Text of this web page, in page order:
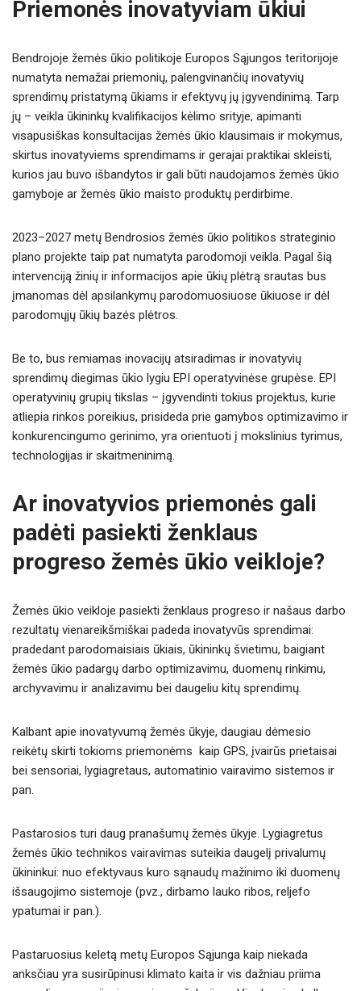
Priemonės inovatyviam ūkiui
Bendrojoje žemės ūkio politikoje Europos Sąjungos teritorijoje
numatyta nemažai priemonių, palengvinančių inovatyvių
sprendimų pristatymą ūkiams ir efektyvų jų įgyvendinimą. Tarp
jų – veikla ūkininkų kvalifikacijos kėlimo srityje, apimanti
visapusiškas konsultacijas žemės ūkio klausimais ir mokymus,
skirtus inovatyviems sprendimams ir gerajai praktikai skleisti,
kurios jau buvo išbandytos ir gali būti naudojamos žemės ūkio
gamyboje ar žemės ūkio maisto produktų perdirbime.
2023–2027 metų Bendrosios žemės ūkio politikos strateginio
plano projekte taip pat numatyta parodomoji veikla. Pagal šią
intervenciją žinių ir informacijos apie ūkių plėtrą srautas bus
įmanomas dėl apsilankymų parodomuosiuose ūkiuose ir dėl
parodomųjų ūkių bazės plėtros.
Be to, bus remiamas inovacijų atsiradimas ir inovatyvių
sprendimų diegimas ūkio lygiu EPI operatyvinėse grupėse. EPI
operatyvinių grupių tikslas – įgyvendinti tokius projektus, kurie
atliepia rinkos poreikius, prisideda prie gamybos optimizavimo ir
konkurencingumo gerinimo, yra orientuoti į mokslinius tyrimus,
technologijas ir skaitmeninimą.
Ar inovatyvios priemonės gali
padėti pasiekti ženklaus
progreso žemės ūkio veikloje?
Žemės ūkio veikloje pasiekti ženklaus progreso ir našaus darbo
rezultatų vienareikšmiškai padeda inovatyvūs sprendimai:
pradedant parodomaisiais ūkiais, ūkininkų švietimu, baigiant
žemės ūkio padargų darbo optimizavimu, duomenų rinkimu,
archyvavimu ir analizavimu bei daugeliu kitų sprendimų.
Kalbant apie inovatyvumą žemės ūkyje, daugiau dėmesio
reikėtų skirti tokioms priemonėms kaip GPS, įvairūs prietaisai
bei sensoriai, lygiagretaus, automatinio vairavimo sistemos ir
pan.
Pastarosios turi daug pranašumų žemės ūkyje. Lygiagretus
žemės ūkio technikos vairavimas suteikia daugelį privalumų
ūkininkui: nuo efektyvaus kuro sąnaudų mažinimo iki duomenų
išsaugojimo sistemoje (pvz., dirbamo lauko ribos, reljefo
ypatumai ir pan.).
Pastaruosius keletą metų Europos Sąjunga kaip niekada
anksčiau yra susirūpinusi klimato kaita ir vis dažniau priima